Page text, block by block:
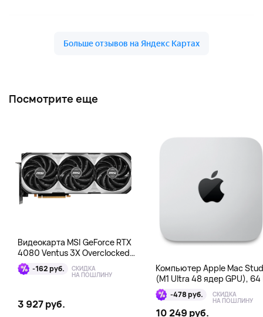
Посмотрите еще
Видеокарта MSI GeForce RTX
4080 Ventus 3X Overclocked
16GB DDR6X
-162 руб. СКИДКА
НА ПОШЛИНУ
3 927 руб.
Компьютер Apple Mac
(M1 Ultra 48 ядер GPU), 64
1 Тб -478 руб. СКИДКА
НА ПОШЛИНУ
10 249 руб.